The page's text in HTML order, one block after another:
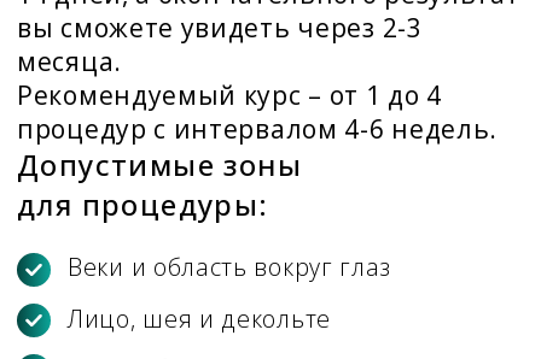
ОТВЕТЫ НА ЧАСТЫЕ
ВОПРОСЫ